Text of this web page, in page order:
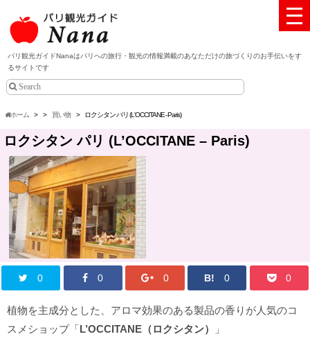
パリ観光ガイドNanaはパリへの旅行・観光の情報満載のあなただけの旅づくりのお手伝いをす
るサイトです
ホーム > > 買い物 > ロクシタン パリ (L'OCCITANE - Paris)
ロクシタン パリ (L’OCCITANE – Paris)
0 0 0 B! 0 0
植物を主成分とした、アロマ効果のある製品の香りが人気のコ
スメショップ「L’OCCITANE（ロクシタン） 」